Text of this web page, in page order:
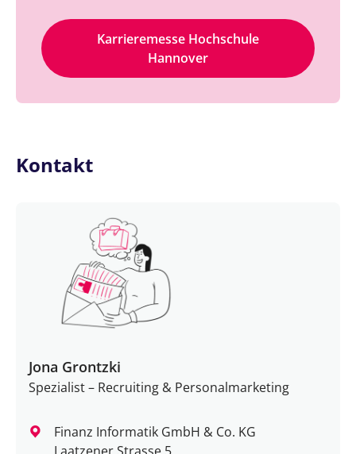
Karrieremesse Hochschule
Hannover
Kontakt
Jona Grontzki
Spezialist – Recruiting & Personalmarketing
Finanz Informatik GmbH & Co. KG